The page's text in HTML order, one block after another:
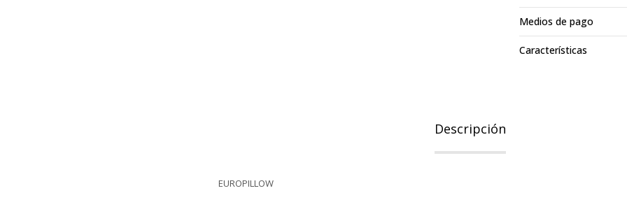
Medios de pago
Características
Descripción
EUROPILLOW